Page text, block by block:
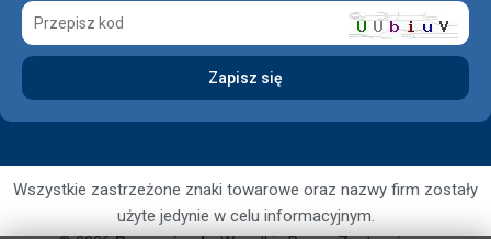
Wszystkie zastrzeżone znaki towarowe oraz nazwy firm zostały
użyte jedynie w celu informacyjnym.